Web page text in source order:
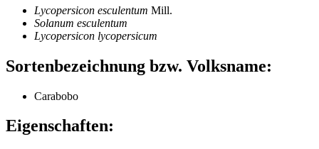
Lycopersicon esculentum Mill.
Solanum esculentum
Lycopersicon lycopersicum
Sortenbezeichnung bzw. Volksname:
Carabobo
Eigenschaften: